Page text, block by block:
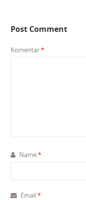
Post Comment
Komentar*
Name*
Email*